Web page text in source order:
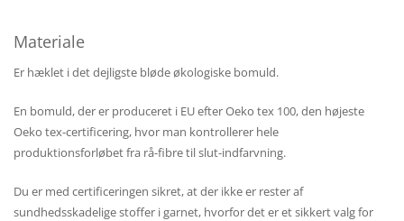
Materiale
Er hæklet i det dejligste bløde økologiske bomuld.
En bomuld, der er produceret i EU efter Oeko tex 100, den højeste
Oeko tex-certificering, hvor man kontrollerer hele
produktionsforløbet fra rå-fibre til slut-indfarvning.
Du er med certificeringen sikret, at der ikke er rester af
sundhedsskadelige stoffer i garnet, hvorfor det er et sikkert valg for